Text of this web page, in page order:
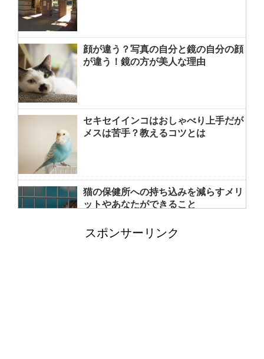
顔が違う？写真の自分と鏡の自分の顔
が違う！鏡の方が美人な理由
セキセイインコはおしゃべり上手だが
メスは苦手？教えるコツとは
猫の保健所への持ち込みを減らすメリ
ットやあなたができること
スポンサーリンク